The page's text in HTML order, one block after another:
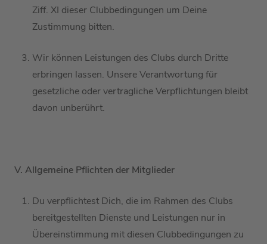
Ziff. XI dieser Clubbedingungen um Deine
Zustimmung bitten.
Wir können Leistungen des Clubs durch Dritte
erbringen lassen. UnsereVerantwortung für
gesetzliche oder vertragliche Verpflichtungen bleibt
davon unberührt.
V. Allgemeine Pflichten der Mitglieder
Du verpflichtest Dich, die im Rahmen des Clubs
bereitgestellten Dienste und Leistungen nur in
Übereinstimmung mit diesen Clubbedingungen zu